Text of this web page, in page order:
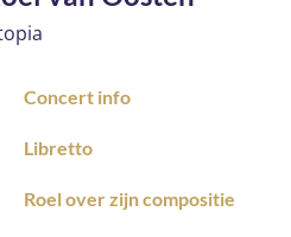
Concert info
Libretto
Roel over zijn compositie